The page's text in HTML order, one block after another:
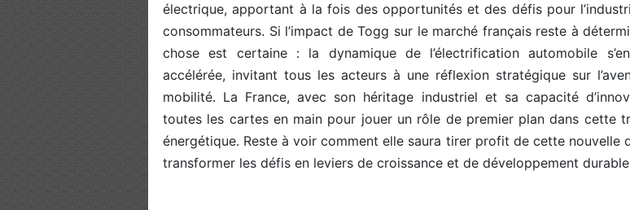
électrique, apportant à la fois des opportunités et des défis pour
consommateurs. Si l’impact de Togg sur le marché français reste à
chose est certaine : la dynamique de l’électrification automobile
accélérée, invitant tous les acteurs à une réflexion stratégique sur
mobilité. La France, avec son héritage industriel et sa capacité
toutes les cartes en main pour jouer un rôle de premier plan dans cette
énergétique. Reste à voir comment elle saura tirer profit de cette nouvelle
transformer les défis en leviers de croissance et de développement